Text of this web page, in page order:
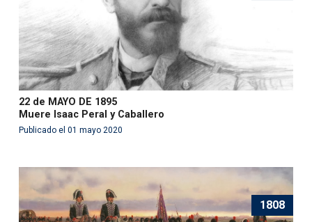
22 de MAYO DE 1895
Muere Isaac Peral y Caballero
Publicado el 01 mayo 2020
1808